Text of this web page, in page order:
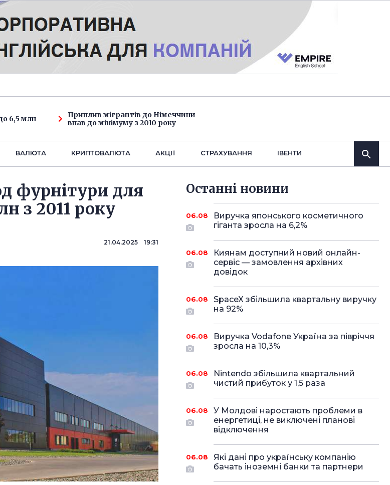
6,5 млн
Приплив мігрантів до Німеччини
впав до мінімуму з 2010 року
ВАЛЮТА КРИПТОВАЛЮТА АКЦІЇ СТРАХУВАННЯ IВЕНТИ
фурнітури для
з 2011 року
21.04.2025 19:31
Останнi новини
06.08
Виручка японського косметичного
гіганта зросла на 6,2%
06.08
Киянам доступний новий онлайн-
сервіс — замовлення архівних
довідок
06.08
SpaceX збільшила квартальну виручку
на 92%
06.08
Виручка Vodafone Україна за півріччя
зросла на 10,3%
06.08
Nintendo збільшила квартальний
чистий прибуток у 1,5 раза
06.08
У Молдові наростають проблеми в
енергетиці, не виключені планові
відключення
06.08
Які дані про українську компанію
бачать іноземні банки та партнери